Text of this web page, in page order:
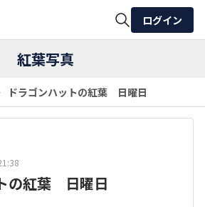
検索
ログイン
紅葉写真
ドラゴンハットの紅葉 日曜日
の紅葉 日曜日